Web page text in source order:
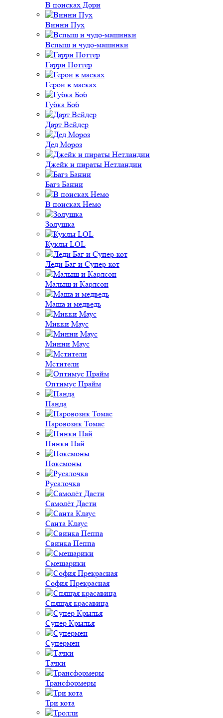
В поисках Дори
Винни Пух
Вспыш и чудо-машинки
Гарри Поттер
Герои в масках
Губка Боб
Дарт Вейдер
Дед Мороз
Джейк и пираты Нетландии
Багз Банни
В поисках Немо
Золушка
Куклы LOL
Леди Баг и Супер-кот
Малыш и Карлсон
Маша и медведь
Микки Маус
Минни Маус
Мстители
Оптимус Прайм
Панда
Паровозик Томас
Пинки Пай
Покемоны
Русалочка
Самолёт Дасти
Санта Клаус
Свинка Пеппа
Смешарики
София Прекрасная
Спящая красавица
Супер Крылья
Супермен
Тачки
Трансформеры
Три кота